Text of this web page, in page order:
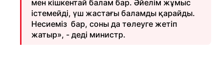
мен кішкентай балам бар. Әйелім жұмыс
істемейді, үш жастағы баламды қарайды.
Несиеміз бар, соны да төлеуге жетіп
жатыр», - деді министр.